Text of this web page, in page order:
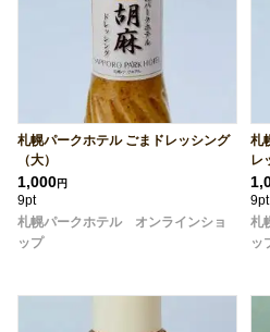
札幌パークホテル ごまドレッシング
（大）
1,000円
9pt
札幌パークホテル オンラインショ
ップ
札
レ
9pt
札
ッ